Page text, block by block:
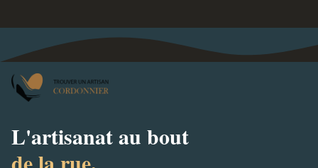
L'artisanat au bout